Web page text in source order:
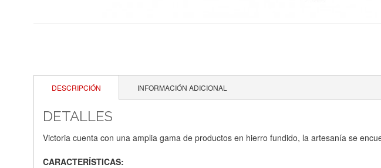
DESCRIPCIÓN INFORMACIÓN ADICIONAL
DETALLES
Victoria cuenta con una amplia gama de productos en hierro fundido, la artesanía se
CARACTERÍSTICAS: